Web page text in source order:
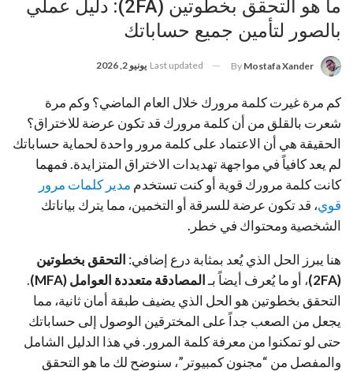
ما هو التحقق بخطوتين (2FA): دليل عملي
بالصور لتأمين جميع حساباتك
By Mostafa Xander
Last updated يونيو 2, 2026
كم مرة غيرت كلمة مرورك خلال العام الماضي؟ وكم مرة
شعرت بالقلق من أن كلمة مرورك قد تكون عرضة للاختراق؟
الحقيقة هي أن الاعتماد على كلمة مرور واحدة لحماية حساباتك
لم يعد كافياً في مواجهة تهديدات الاختراق المتزايدة. فمهما
كانت كلمة مرورك قوية أو كنت تستخدم مدير كلمات مرور
قوي، قد تكون عرضة للسرقة أو التخمين، مما يترك بياناتك
الشخصية ومحتواك في خطر.
هنا يبرز الحل الذي يُعد بمثابة درع إضافي: التحقق بخطوتين
(2FA)
، أو ما يُعرف أيضاً بـالمصادقة متعددة العوامل (MFA)
.
التحقق بخطوتين هو الحل الذي يضيف طبقة أمان ثانية، مما
يجعل من الصعب جداً على المخترقين الوصول إلى حساباتك
حتى لو تمكنوا من معرفة كلمة المرور. في هذا الدليل الشامل
والمفصل من “مجنون كمبيوتر”، سنوضح لك ما هو التحقق